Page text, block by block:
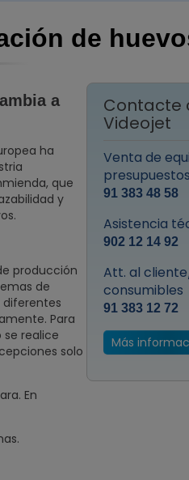
de
a
ha
que
y
producción
de
Para
se realice
solo
En
Contacte
Videojet
Venta de
91 383 48 58
Asistencia
902 12 14 92
Att. al
consumibles
91 383 12 72
Más